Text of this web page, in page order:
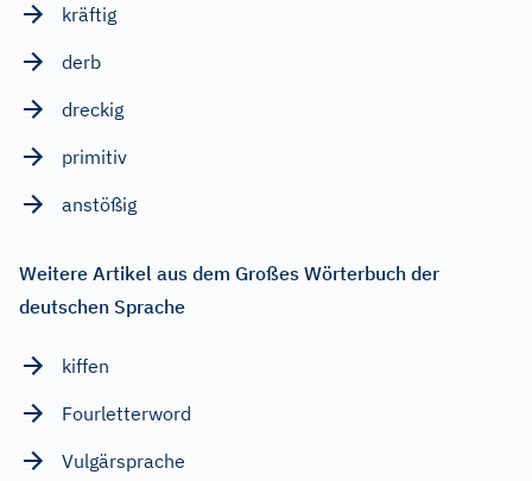
kräftig
derb
dreckig
primitiv
anstößig
Weitere Artikel aus dem Großes Wörterbuch der
deutschen Sprache
kiffen
Fourletterword
Vulgärsprache